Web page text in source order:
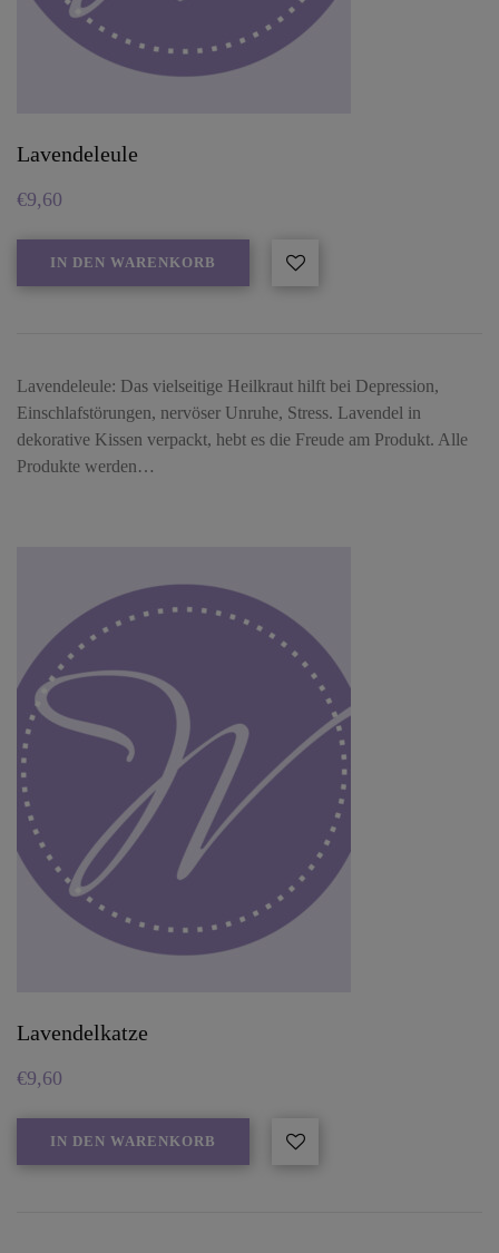
Lavendeleule
€9,60
IN DEN WARENKORB
Lavendeleule: Das vielseitige Heilkraut hilft bei Depression,
Einschlafstörungen, nervöser Unruhe, Stress. Lavendel in
dekorative Kissen verpackt, hebt es die Freude am Produkt. Alle
Produkte werden…
Lavendelkatze
€9,60
IN DEN WARENKORB